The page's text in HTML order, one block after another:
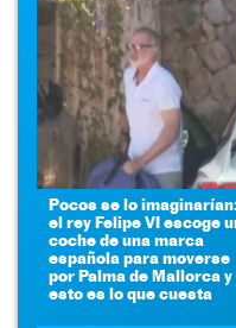
Pocos se lo
el rey Felipe VI escoge
coche de una marca
española para moverse
por Palma de Mallorca y
esto es lo que cuesta